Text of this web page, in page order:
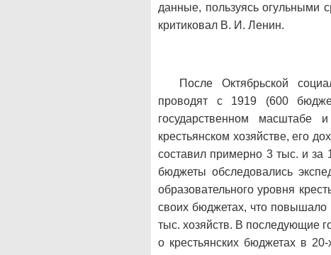
данные, пользуясь огульными
критиковал В. И. Ленин.
После Октябрьской
проводят с 1919 (600
государственном масштабе
крестьянском хозяйстве, его
составил примерно 3 тыс. и
бюджеты обследовались
образовательного уровня
своих бюджетах, что повышало
тыс. хозяйств. В последующие
о крестьянских бюджетах в